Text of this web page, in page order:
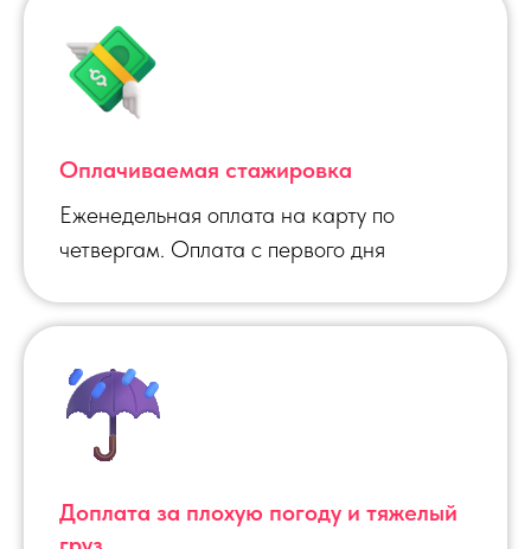
Оплачиваемая стажировка
Еженедельная оплата на карту по
четвергам. Оплата с первого дня
Доплата за плохую погоду и тяжелый